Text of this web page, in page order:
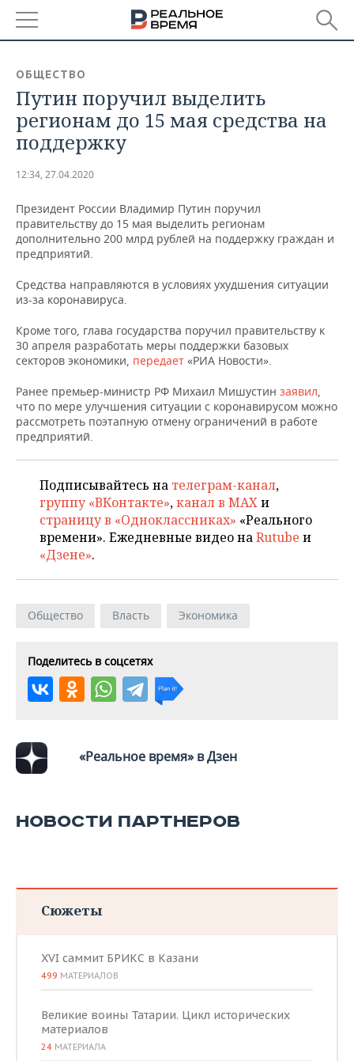
БАШКОРТОСТАН
ТАТАРСТАН
НОВОСТИ
АНАЛИТИКА
ДЕКЛАРАЦИИ О ДОХОДАХ
КОРОЛИ ГОСЗАКАЗА ПФО
КОМУ ПРИНАДЛЕЖАТ
ТОРГОВЫЕ ЦЕНТРЫ
ТАТАРСТАНА
НОВОСТИ ЭКОНОМИКИ
ФИНАНСЫ
БЮДЖЕТ
ИНВЕСТИЦИИ
ПРОМЫШЛЕННОСТЬ
НОВОСТИ
ПРОМЫШЛЕННОСТИ
АГРОПРОМ
МАШИНОСТРОЕНИЕ
НЕФТЕХИМИЯ
НЕФТЬ
ОПК
НЕДВИЖИМОСТЬ
НОВОСТИ АВТО
НОВОСТИ БИЗНЕСА
РОЗНИЧНАЯ ТОРГОВЛЯ
ТРАНСПОРТ
УСЛУГИ
ТЕХНОЛОГИИ
НОВОСТИ ТЕХНОЛОГИЙ
IT
МЕДИА
ТЕЛЕКОММУНИКАЦИИ
МЕРОПРИЯТИЯ
НОВОСТИ МЕРОПРИЯТИЙ
ВЫЕЗДНАЯ РЕДАКЦИЯ
БИЗНЕС-БРАНЧИ
ONLINE-КОНФЕРЕНЦИИ
ОТКРЫТАЯ ЛЕКЦИЯ
СПОРТ
НОВОСТИ СПОРТА
ФУТБОЛ
ХОККЕЙ
БАСКЕТБОЛ
ФИГУРНОЕ КАТАНИЕ
ХОККЕЙ С МЯЧОМ
ОБЩЕСТВО
НОВОСТИ ОБЩЕСТВА
ВЛАСТЬ
ИНФРАСТРУКТУРА
МЕДИЦИНА
ПРОИСШЕСТВИЯ
ФОТОГАЛЕРЕЯ
СЮЖЕТЫ
СПРАВОЧНИК
ОБЩЕСТВО
Путин поручил выделить
регионам до 15 мая средства на
поддержку
12:34, 27.04.2020
Президент России Владимир Путин поручил
правительству до 15 мая выделить регионам
дополнительно 200 млрд рублей на поддержку граждан и
предприятий.
Средства направляются в условиях ухудшения ситуации
из-за коронавируса.
Кроме того, глава государства поручил правительству к
30 апреля разработать меры поддержки базовых
секторов экономики, передает «РИА Новости».
Ранее премьер-министр РФ Михаил Мишустин заявил,
что по мере улучшения ситуации с коронавирусом можно
рассмотреть поэтапную отмену ограничений в работе
предприятий.
Подписывайтесь на телеграм-канал,
группу «ВКонтакте»,канал в MAXи
страницу в «Одноклассниках» «Реального
времени». Ежедневные видео наRutube и
«Дзене».
Общество Власть Экономика
Поделитесь в соцсетях
«Реальное время» в Дзен
НОВОСТИ ПАРТНЕРОВ
Сюжеты
XVI саммит БРИКС в Казани
499 МАТЕРИАЛОВ
Великие воины Татарии. Цикл исторических
материалов
24 МАТЕРИАЛА